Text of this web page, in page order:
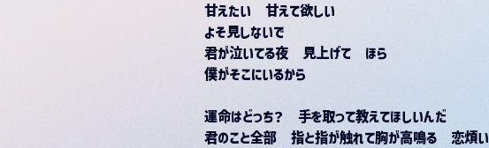
甘えたい　甘えて欲しい
よそ見しないで
君が泣いてる夜　見上げて　ほら
僕がそこにいるから
運命はどっち？　手を取って教えてほしいんだ
君のこと全部　指と指が触れて胸が高鳴る　恋煩い